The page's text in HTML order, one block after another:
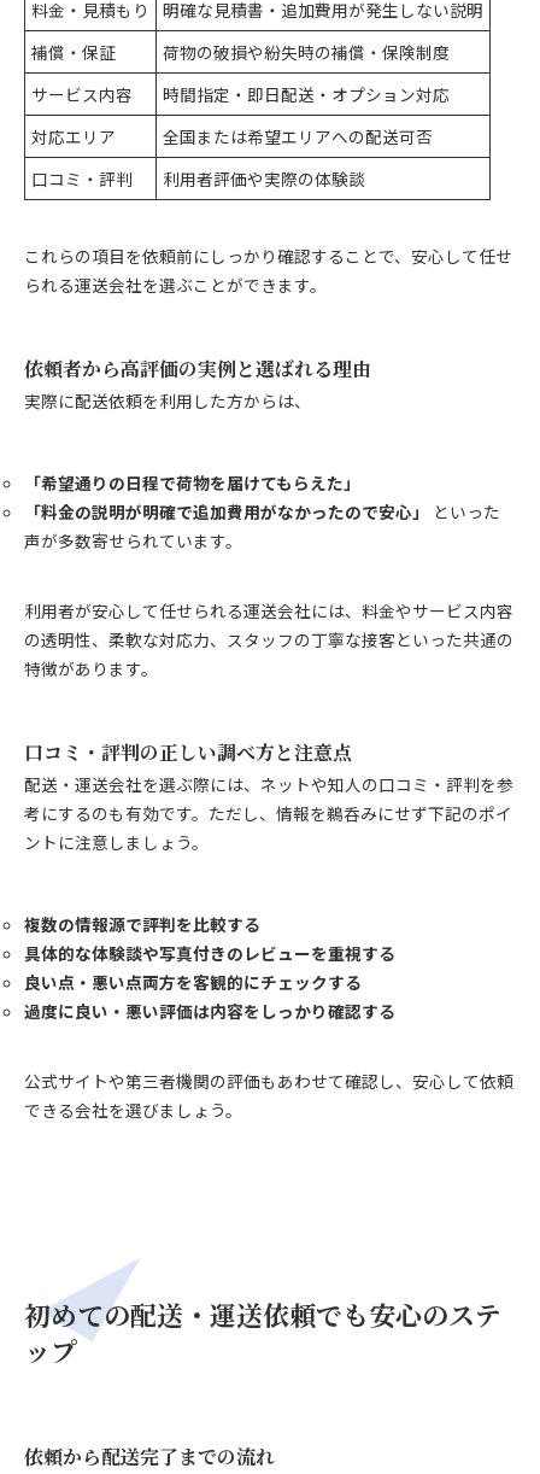
料金・見積もり
明確な見積書・追加費用が発生しない説明
補償・保証
荷物の破損や紛失時の補償・保険制度
サービス内容
時間指定・即日配送・オプション対応
対応エリア
全国または希望エリアへの配送可否
口コミ・評判
利用者評価や実際の体験談
これらの項目を依頼前にしっかり確認することで、安心して任せ
られる運送会社を選ぶことができます。
依頼者から高評価の実例と選ばれる理由
実際に配送依頼を利用した方からは、
「希望通りの日程で荷物を届けてもらえた」
「料金の説明が明確で追加費用がなかったので安心」
といった
声が多数寄せられています。
利用者が安心して任せられる運送会社には、料金やサービス内容
の透明性、柔軟な対応力、スタッフの丁寧な接客といった共通の
特徴があります。
口コミ・評判の正しい調べ方と注意点
配送・運送会社を選ぶ際には、ネットや知人の口コミ・評判を参
考にするのも有効です。ただし、情報を鵜呑みにせず下記のポイ
ントに注意しましょう。
複数の情報源で評判を比較する
具体的な体験談や写真付きのレビューを重視する
良い点・悪い点両方を客観的にチェックする
過度に良い・悪い評価は内容をしっかり確認する
公式サイトや第三者機関の評価もあわせて確認し、安心して依頼
できる会社を選びましょう。
初めての配送・運送依頼でも安心のステ
ップ
依頼から配送完了までの流れ